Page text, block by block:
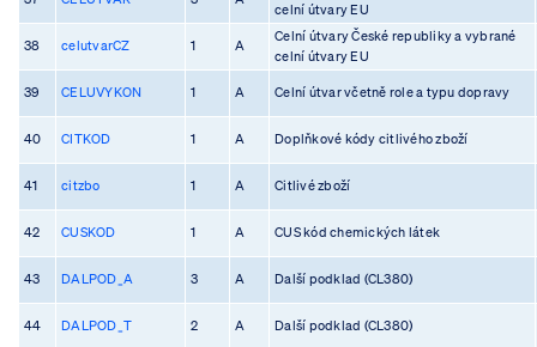
celní útvary EU
38 celutvarCZ 1 A
Celní útvary České republiky a vybrané
celní útvary EU
39 CELUVYKON 1 A Celní útvar včetně role a typu dopravy
40 CITKOD 1 A Doplňkové kódy citlivého zboží
41 citzbo 1 A Citlivé zboží
42 CUSKOD 1 A CUS kód chemických látek
43 DALPOD_A 3 A Další podklad (CL380)
44 DALPOD_T 2 A Další podklad (CL380)